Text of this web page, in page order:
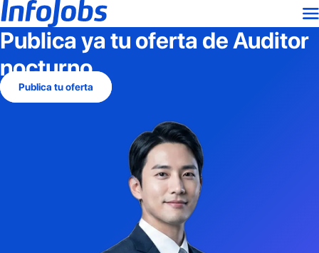
Publica ya tu oferta deAuditor
nocturno
Publica tu oferta